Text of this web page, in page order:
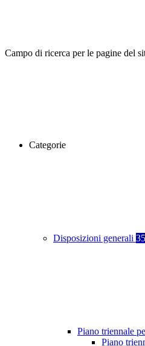
Campo di ricerca per le pagine del
Categorie
Disposizioni generali 35
Piano triennale
Piano